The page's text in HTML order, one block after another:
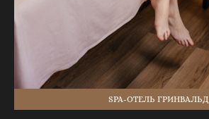
SPA-ОТЕЛЬ ГРИНВАЛЬД